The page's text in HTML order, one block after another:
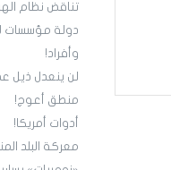
تناقض نظام
دولة مؤسسات
وأفراد!
لن ينعدل ذيل
منطق أعوج!
أدوات أمريكا!
معركة البلد